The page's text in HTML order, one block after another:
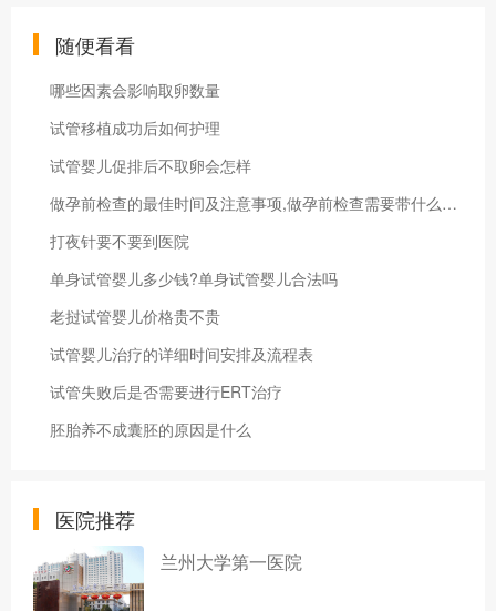
随便看看
哪些因素会影响取卵数量
试管移植成功后如何护理
试管婴儿促排后不取卵会怎样
做孕前检查的最佳时间及注意事项,做孕前检查需要带什么证件
打夜针要不要到医院
单身试管婴儿多少钱?单身试管婴儿合法吗
老挝试管婴儿价格贵不贵
试管婴儿治疗的详细时间安排及流程表
试管失败后是否需要进行ERT治疗
胚胎养不成囊胚的原因是什么
医院推荐
兰州大学第一医院